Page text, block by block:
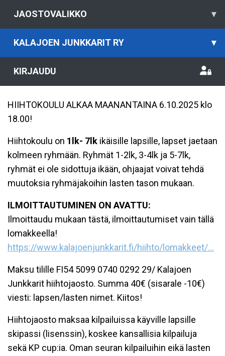
JAOSTOVALIKKO ▾
KALAJOEN JUNKKARIT RY ▾
KIRJAUDU
HIIHTOKOULU ALKAA MAANANTAINA 6.10.2025 klo
18.00!
Hiihtokoulu on 1lk- 7lk ikäisille lapsille, lapset jaetaan
kolmeen ryhmään. Ryhmät 1-2lk, 3-4lk ja 5-7lk,
ryhmät ei ole sidottuja ikään, ohjaajat voivat tehdä
muutoksia ryhmäjakoihin lasten tason mukaan.
ILMOITTAUTUMINEN ON AVATTU:
Ilmoittaudu mukaan tästä, ilmoittautumiset vain tällä
lomakkeella!
https://www.kalajoenjunkkarit.fi/hiihto/lomakkeet/...
Maksu tilille FI54 5099 0740 0292 29/ Kalajoen
Junkkarit hiihtojaosto. Summa 40€ (sisarale -10€)
viesti: lapsen/lasten nimet. Kiitos!
Hiihtojaosto maksaa kilpailuissa käyville lapsille
skipassi (lisenssin), koskee kansallisia kilpailuja
sekä KP cup:ia. Oman seuran kilpailuihin eikä lasten